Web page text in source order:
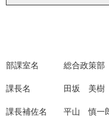
部課室名 総合政策部
課長名 田坂 美樹
課長補佐名 平山 慎一